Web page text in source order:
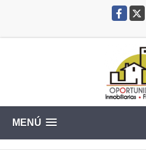
Facebook
X
MENÚ